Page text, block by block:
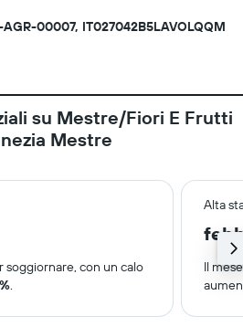
00007, IT027042B5LAVOLQQM
su Mestre/Fiori E Frutti
Mestre
Alta
soggiornare, con un calo
.
Il